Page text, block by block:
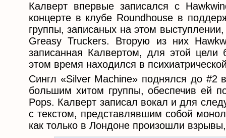
Калверт впервые записался с
концерте в клубе Roundhouse в
группы, записаных на этом
Greasy Truckers. Вторую из них
записанная Калвертом, для этой цели
этом время находился в
Cингл «Silver Machine» поднялся до
большим хитом группы, обеспечив ей
Pops. Калверт записал вокал и для
с текстом, представлявшим собой
как только в Лондоне произошли